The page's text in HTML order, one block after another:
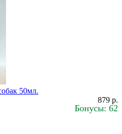
50мл.
879 р.
Бонусы: 62